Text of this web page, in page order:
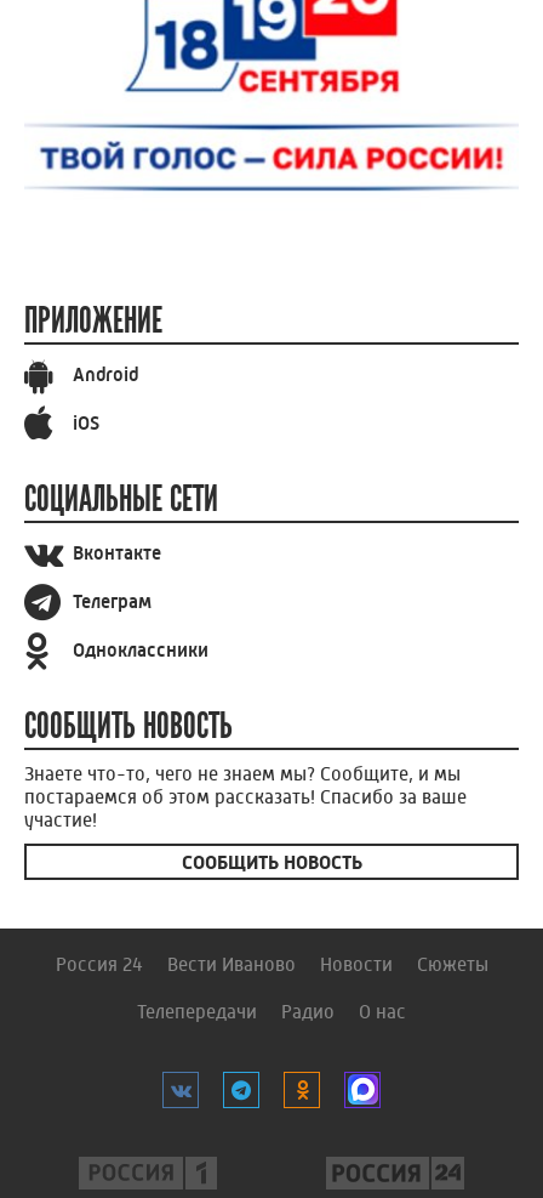
ПРИЛОЖЕНИЕ
Android
iOS
СОЦИАЛЬНЫЕ СЕТИ
Вконтакте
Телеграм
Одноклассники
СООБЩИТЬ НОВОСТЬ
Знаете что-то, чего не знаем мы? Сообщите, и мы
постараемся об этом рассказать! Спасибо за ваше
участие!
СООБЩИТЬ НОВОСТЬ
Россия 24 Вести Иваново Новости Сюжеты
Телепередачи Радио О нас